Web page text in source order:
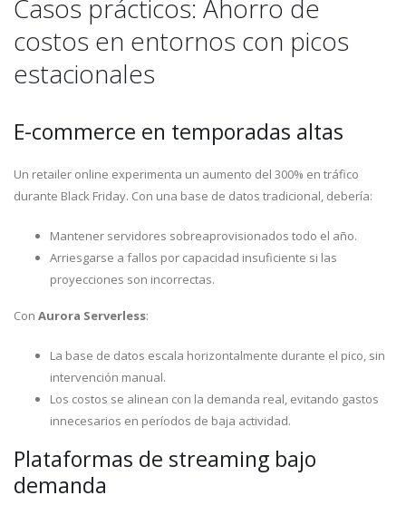
Casos prácticos: Ahorro de
costos en entornos con picos
estacionales
E-commerce en temporadas altas
Un retailer online experimenta un aumento del 300% en tráfico
durante Black Friday. Con una base de datos tradicional, debería:
Mantener servidores sobreaprovisionados todo el año.
Arriesgarse a fallos por capacidad insuficiente si las
proyecciones son incorrectas.
Con Aurora Serverless:
La base de datos escala horizontalmente durante el pico, sin
intervención manual.
Los costos se alinean con la demanda real, evitando gastos
innecesarios en períodos de baja actividad.
Plataformas de streaming bajo
demanda